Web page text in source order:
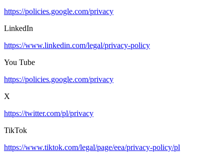
https://policies.google.com/privacy
LinkedIn
https://www.linkedin.com/legal/privacy-policy
You Tube
https://policies.google.com/privacy
X
https://twitter.com/pl/privacy
TikTok
https://www.tiktok.com/legal/page/eea/privacy-policy/pl